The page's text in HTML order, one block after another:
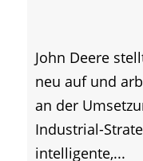
John Deere
neu auf und
an der
Industrial-
intelligente,...